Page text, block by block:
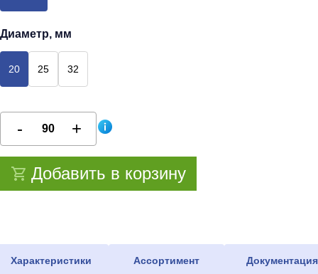
Диаметр, мм
20 25 32
Добавить в корзину
Характеристики Ассортимент Документация